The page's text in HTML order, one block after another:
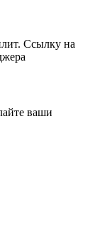
Ссылку на
ваши